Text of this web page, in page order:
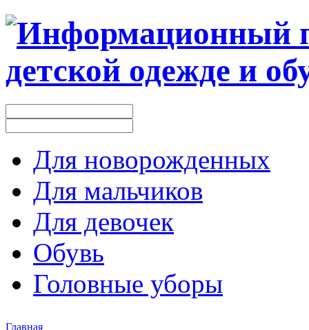
Для новорожденных
Для мальчиков
Для девочек
Обувь
Головные уборы
Главная